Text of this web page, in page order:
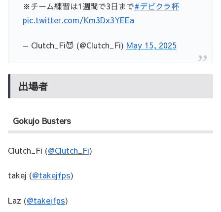
※チーム練習は1週間で3日まで#デビクラ杯
pic.twitter.com/Km3Dx3YEEa
— Clutch_Fi😈 (@Clutch_Fi) May 15, 2025
出場者
Gokujo Busters
Clutch_Fi (@Clutch_Fi)
takej (@takejfps)
Laz (@takejfps)